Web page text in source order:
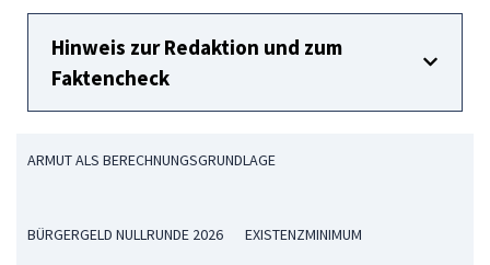
Hinweis zur Redaktion und zum
Faktencheck
ARMUT ALS BERECHNUNGSGRUNDLAGE
BÜRGERGELD NULLRUNDE 2026 EXISTENZMINIMUM